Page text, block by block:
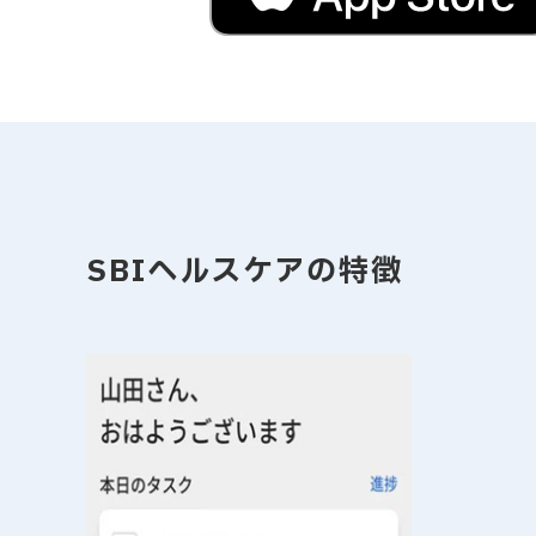
SBIヘルスケアの特徴